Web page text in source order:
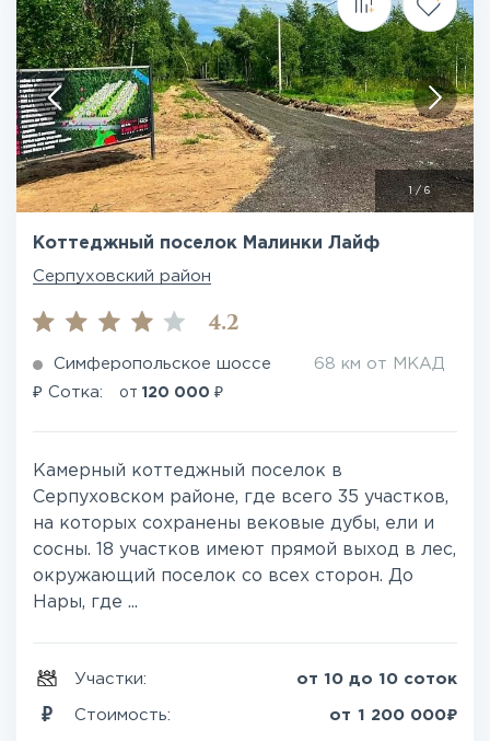
1 /6
Коттеджный поселок Малинки Лайф
Серпуховский район
4.2
Симферопольское шоссе 68 км от МКАД
₽ Сотка: от 120 000 ₽
Камерный коттеджный поселок в
Серпуховском районе, где всего 35 участков,
на которых сохранены вековые дубы, ели и
сосны. 18 участков имеют прямой выход в лес,
окружающий поселок со всех сторон. До
Нары, где ...
Участки: от 10 до 10 соток
Стоимость: от 1 200 000₽